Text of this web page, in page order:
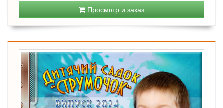
Просмотр и заказ